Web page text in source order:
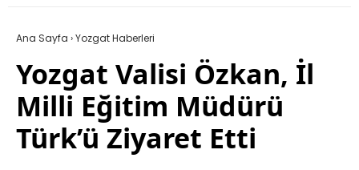
Ana Sayfa ›Yozgat Haberleri
Yozgat Valisi Özkan, İl
Milli Eğitim Müdürü
Türk’ü Ziyaret Etti